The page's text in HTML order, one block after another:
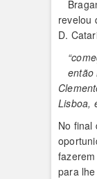
revelou
D.
então
Lisboa,
No final
para